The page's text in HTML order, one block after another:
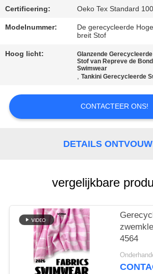
NIEUWS
GEVALLEN
SITEMAP
Certificering: Oeko Tex Standard 100
Modelnummer:
De gerecycleerde
breit Stof
Hoog licht: Glanzende
Stof van Repreve de
Swimwear
,Tankini Gerecycleerde
CONTACTEER ONS!
DETAILS
vergelijkbare
4564